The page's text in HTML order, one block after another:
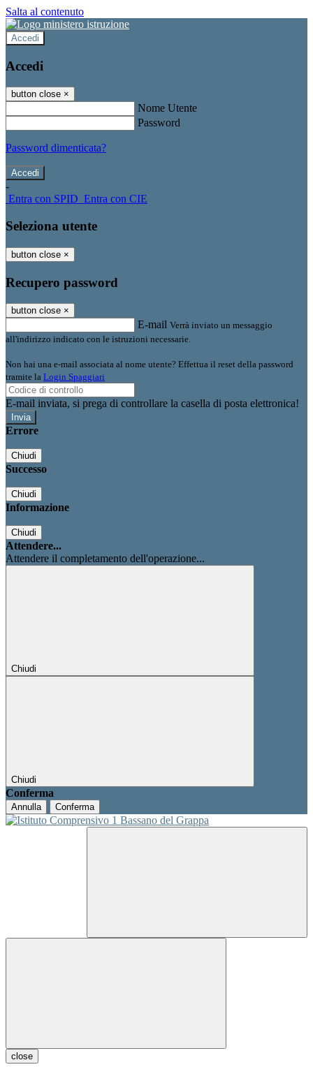
Salta al contenuto
Accedi
Accedi
button close ×
Nome Utente
Password
Password dimenticata?
-
Entra con SPID Entra con CIE
Seleziona utente
button close ×
Recupero password
button close ×
E-mail Verrà inviato un messaggio
all'indirizzo indicato con le istruzioni necessarie.
Non hai una e-mail associata al nome utente? Effettua il reset della password
tramite la Login Spaggiari
E-mail inviata, si prega di controllare la casella di posta elettronica!
Errore
Chiudi
Successo
Chiudi
Informazione
Chiudi
Attendere...
Attendere il completamento dell'operazione...
Chiudi
Chiudi
Conferma
Annulla Conferma
close